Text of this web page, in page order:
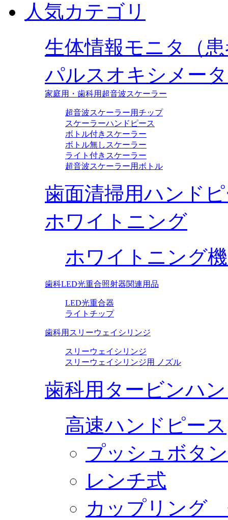
人気カテゴリ
生体情報モニタ（
パルスオキシメー
家庭用・歯科用超音波スケーラー
超音波スケーラー用チップ
スケーラーハンドピース
ボトル付きスケーラー
ボトル無しスケーラー
ライト付きスケーラー
超音波スケーラー用ボトル
歯面清掃用ハンド
ホワイトニング
ホワイトニング
歯科LED光重合照射器関連用品
LED光重合器
ライトチップ
歯科用スリーウェイシリンジ
スリーウェイシリンジ
スリーウェイシリンジ用 ノズル
歯科用タービンハ
高速ハンドピース
プッシュボタン
レンチ式
カップリング